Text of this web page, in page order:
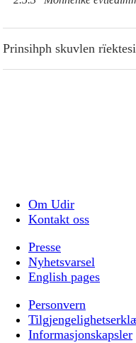
Prinsihph skuvlen
Om Udir
Kontakt oss
Presse
Nyhetsvarsel
English pages
Personvern
Informasjonskapsler